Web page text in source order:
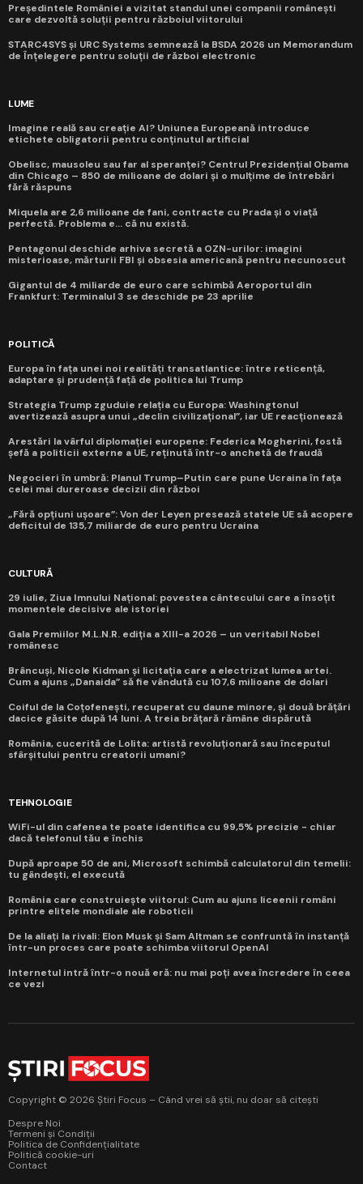
Președintele României a vizitat standul unei companii românești
care dezvoltă soluții pentru războiul viitorului
STARC4SYS și URC Systems semnează la BSDA 2026 un Memorandum
de Înțelegere pentru soluții de război electronic
LUME
Imagine reală sau creație AI? Uniunea Europeană introduce
etichete obligatorii pentru conținutul artificial
Obelisc, mausoleu sau far al speranței? Centrul Prezidențial Obama
din Chicago – 850 de milioane de dolari și o mulțime de întrebări
fără răspuns
Miquela are 2,6 milioane de fani, contracte cu Prada și o viață
perfectă. Problema e... că nu există.
Pentagonul deschide arhiva secretă a OZN-urilor: imagini
misterioase, mărturii FBI și obsesia americană pentru necunoscut
Gigantul de 4 miliarde de euro care schimbă Aeroportul din
Frankfurt: Terminalul 3 se deschide pe 23 aprilie
POLITICĂ
Europa în fața unei noi realități transatlantice: între reticență,
adaptare și prudență față de politica lui Trump
Strategia Trump zguduie relația cu Europa: Washingtonul
avertizează asupra unui „declin civilizațional”, iar UE reacționează
Arestări la vârful diplomației europene: Federica Mogherini, fostă
șefă a politicii externe a UE, reținută într-o anchetă de fraudă
Negocieri în umbră: Planul Trump–Putin care pune Ucraina în fața
celei mai dureroase decizii din război
„Fără opțiuni ușoare”: Von der Leyen presează statele UE să acopere
deficitul de 135,7 miliarde de euro pentru Ucraina
CULTURĂ
29 iulie, Ziua Imnului Național: povestea cântecului care a însoțit
momentele decisive ale istoriei
Gala Premiilor M.L.N.R. ediția a XIII-a 2026 – un veritabil Nobel
românesc
Brâncuși, Nicole Kidman și licitația care a electrizat lumea artei.
Cum a ajuns „Danaida” să fie vândută cu 107,6 milioane de dolari
Coiful de la Coțofenești, recuperat cu daune minore, și două brățări
dacice găsite după 14 luni. A treia brățară rămâne dispărută
România, cucerită de Lolita: artistă revoluționară sau începutul
sfârșitului pentru creatorii umani?
TEHNOLOGIE
WiFi-ul din cafenea te poate identifica cu 99,5% precizie - chiar
dacă telefonul tău e închis
După aproape 50 de ani, Microsoft schimbă calculatorul din temelii:
tu gândești, el execută
România care construiește viitorul: Cum au ajuns liceenii români
printre elitele mondiale ale roboticii
De la aliați la rivali: Elon Musk și Sam Altman se confruntă în instanță
într-un proces care poate schimba viitorul OpenAI
Internetul intră într-o nouă eră: nu mai poți avea încredere în ceea
ce vezi
Copyright © 2026 Știri Focus – Când vrei să știi, nu doar să citești
Despre Noi
Termeni și Condiții
Politica de Confidențialitate
Politică cookie-uri
Contact